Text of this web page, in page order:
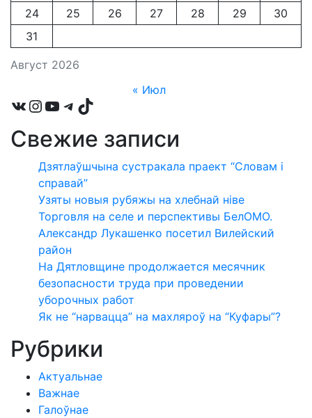
Август 2026
24
25 26 27 28 29
30
31
« Июл
VKInstagram
YouTube
Telegram
TikTok
Свежие записи
Дзятлаўшчына сустракала праект “Словам і
справай”
Узяты новыя рубяжы на хлебнай ніве
Торговля на селе и перспективы БелОМО.
Александр Лукашенко посетил Вилейский
район
На Дятловщине продолжается месячник
безопасности труда при проведении
уборочных работ
Як не “нарвацца” на махляроў на “Куфары”?
Рубрики
Актуальнае
Важнае
Галоўнае